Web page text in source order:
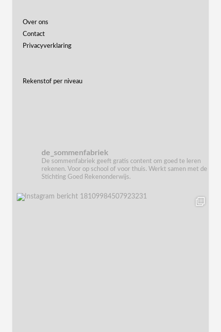
Over ons
Contact
Privacyverklaring
Rekenstof per niveau
de_sommenfabriek
De sommenfabriek geeft gratis content om goed te leren
rekenen. Voor op school of voor thuis. Werkt samen met de
Stichting Goed Rekenonderwijs.